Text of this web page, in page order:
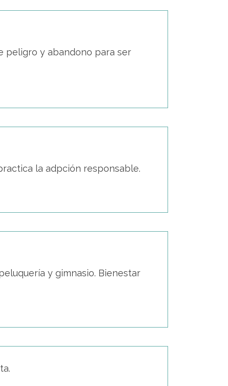
peligro y abandono para ser
la adpción responsable.
y gimnasio. Bienestar